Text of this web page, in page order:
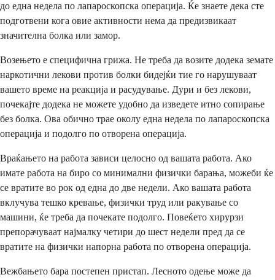
до една недела по лапароскопска операција. Ќе знаете дека сте
подготвени кога овие активности нема да предизвикаат
значителна болка или замор.
Возењето е специфична грижа. Не треба да возите додека земате
наркотични лекови против болки бидејќи тие го нарушуваат
вашето време на реакција и расудување. Дури и без лекови,
почекајте додека не можете удобно да изведете итно сопирање
без болка. Ова обично трае околу една недела по лапароскопска
операција и подолго по отворена операција.
Враќањето на работа зависи целосно од вашата работа. Ако
имате работа на биро со минимални физички барања, можеби ќе
се вратите во рок од една до две недели. Ако вашата работа
вклучува тешко кревање, физички труд или ракување со
машини, ќе треба да почекате подолго. Повеќето хирурзи
препорачуваат најмалку четири до шест недели пред да се
вратите на физички напорна работа по отворена операција.
Вежбањето бара постепен пристап. Лесното одење може да